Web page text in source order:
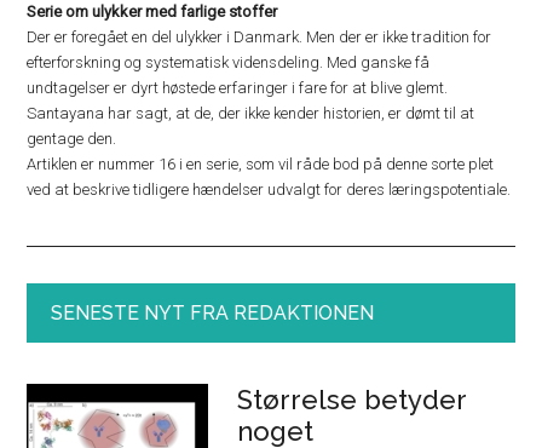
Serie om ulykker med farlige stoffer
Der er foregået en del ulykker i Danmark. Men der er ikke tradition for
efterforskning og systematisk vidensdeling. Med ganske få
undtagelser er dyrt høstede erfaringer i fare for at blive glemt.
Santayana har sagt, at de, der ikke kender historien, er dømt til at
gentage den.
Artiklen er nummer 16 i en serie, som vil råde bod på denne sorte plet
ved at beskrive tidligere hændelser udvalgt for deres læringspotentiale.
SENESTE NYT FRA REDAKTIONEN
Størrelse betyder
noget